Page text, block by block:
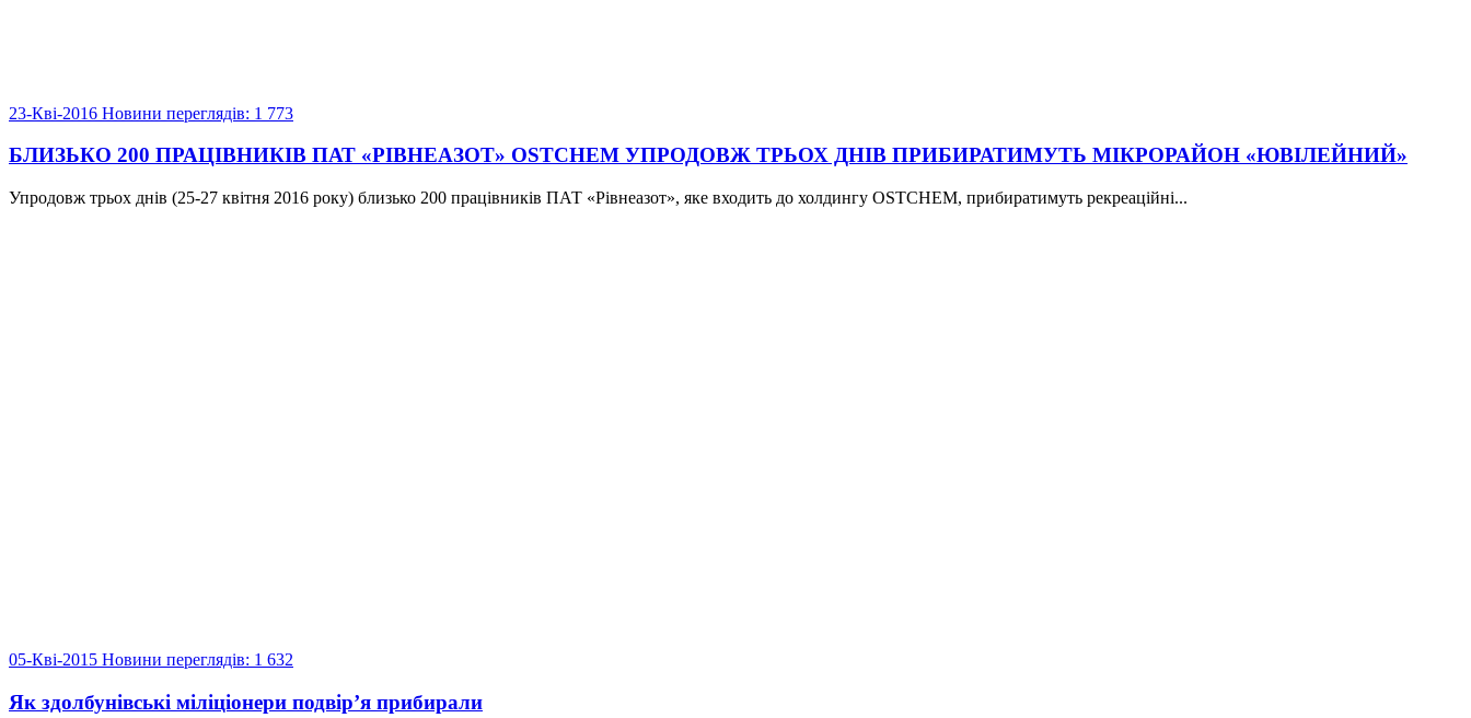
23-Кві-2016 Новини переглядів: 1 773
БЛИЗЬКО 200 ПРАЦІВНИКІВ ПАТ «РІВНЕАЗОТ» OSTCHEM УПРОДОВЖ ТРЬОХ ДНІВ ПРИБИРАТИМУТЬ МІКРОРАЙОН «ЮВІЛЕЙНИЙ»
Упродовж трьох днів (25-27 квітня 2016 року) близько 200 працівників ПАТ «Рівнеазот», яке входить до холдингу OSTCHEM, прибиратимуть рекреаційні...
05-Кві-2015 Новини переглядів: 1 632
Як здолбунівські міліціонери подвір’я прибирали